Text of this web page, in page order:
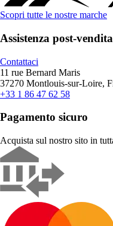
Scopri tutte le nostre marche
Assistenza post-
Contattaci
11 rue Bernard Maris
37270 Montlouis-sur-Loire,
+33 1 86 47 62 58
Pagamento sicuro
Acquista sul nostro sito in